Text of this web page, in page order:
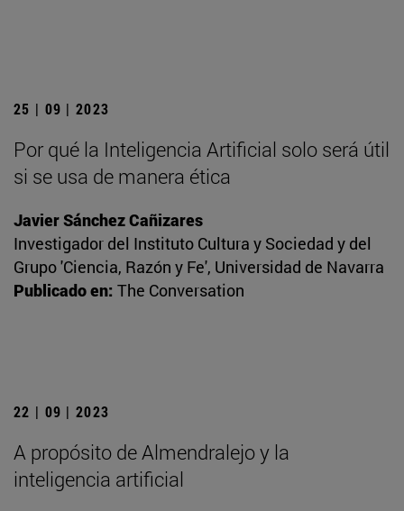
25 | 09 | 2023
Por qué la Inteligencia Artificial solo será útil
si se usa de manera ética
Javier Sánchez Cañizares
Investigador del Instituto Cultura y Sociedad y del
Grupo 'Ciencia, Razón y Fe', Universidad de Navarra
Publicado en: The Conversation
22 | 09 | 2023
A propósito de Almendralejo y la
inteligencia artificial